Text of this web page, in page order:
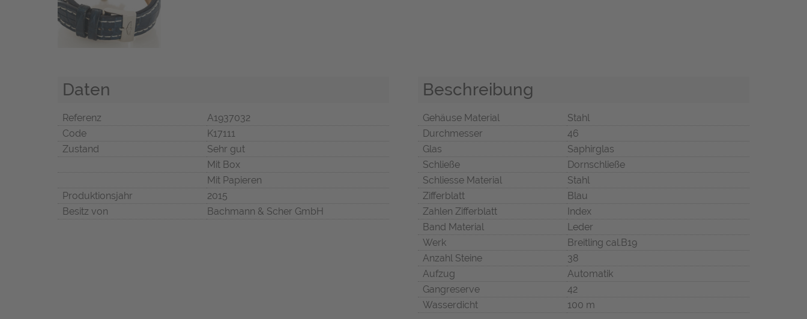
Daten
Referenz
A1937032
Code
K17111
Zustand
Sehr gut
Mit Box
Mit Papieren
Produktionsjahr
2015
Besitz von
Bachmann & Scher GmbH
Beschreibung
Gehäuse Material
Stahl
Durchmesser
46
Glas
Saphirglas
Schließe
Dornschließe
Schliesse Material
Stahl
Zifferblatt
Blau
Zahlen Zifferblatt
Index
Band Material
Leder
Werk
Breitling cal.B19
Anzahl Steine
38
Aufzug
Automatik
Gangreserve
42
Wasserdicht
100 m